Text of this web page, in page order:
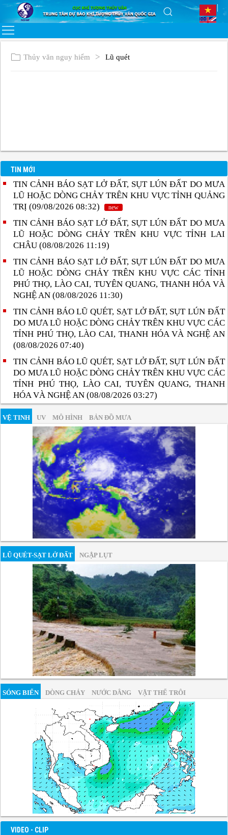
Thủy văn nguy hiểm Lũ quét
TIN MỚI
TIN CẢNH BÁO SẠT LỞ ĐẤT, SỤT LÚN ĐẤT DO MƯA
LŨ HOẶC DÒNG CHẢY TRÊN KHU VỰC TỈNH QUẢNG
TRỊ (09/08/2026 08:32)
new
TIN CẢNH BÁO SẠT LỞ ĐẤT, SỤT LÚN ĐẤT DO MƯA
LŨ HOẶC DÒNG CHẢY TRÊN KHU VỰC TỈNH LAI
CHÂU (08/08/2026 11:19)
TIN CẢNH BÁO SẠT LỞ ĐẤT, SỤT LÚN ĐẤT DO MƯA
LŨ HOẶC DÒNG CHẢY TRÊN KHU VỰC CÁC TỈNH
PHÚ THỌ, LÀO CAI, TUYÊN QUANG, THANH HÓA VÀ
NGHỆ AN (08/08/2026 11:30)
TIN CẢNH BÁO LŨ QUÉT, SẠT LỞ ĐẤT, SỤT LÚN ĐẤT
DO MƯA LŨ HOẶC DÒNG CHẢY TRÊN KHU VỰC CÁC
TỈNH PHÚ THỌ, LÀO CAI, THANH HÓA VÀ NGHỆ AN
(08/08/2026 07:40)
TIN CẢNH BÁO LŨ QUÉT, SẠT LỞ ĐẤT, SỤT LÚN ĐẤT
DO MƯA LŨ HOẶC DÒNG CHẢY TRÊN KHU VỰC CÁC
TỈNH PHÚ THỌ, LÀO CAI, TUYÊN QUANG, THANH
HÓA VÀ NGHỆ AN (08/08/2026 03:27)
VỆ TINH UV MÔ HÌNH BẢN ĐỒ MƯA
LŨ QUÉT-SẠT LỞ ĐẤT NGẬP LỤT
SÓNG BIỂN DÒNG CHẢY NƯỚC DÂNG VẬT THỂ TRÔI
VIDEO - CLIP